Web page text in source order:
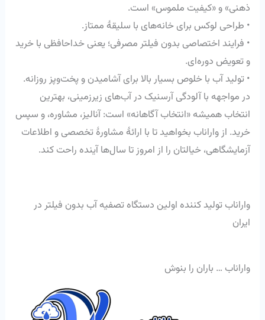
ذهنی» و «کیفیت ملموس» است.
• طراحی لوکس برای خانه‌های با سلیقهٔ ممتاز.
• فرایند اختصاصی بدون فیلتر مصرفی؛ یعنی خداحافظی با خرید
و تعویض دوره‌ای.
• تولید آب با خلوص بسیار بالا برای آشامیدن و پخت‌وپز روزانه.
در مواجهه با آلودگی آرسنیک در آب‌های زیرزمینی، بهترین
انتخاب همیشه «انتخاب آگاهانه» است: آنالیز، مشاوره، و سپس
خرید. از واراناب بخواهید تا با ارائهٔ مشاورهٔ تخصصی و اطلاعات
آزمایشگاهی، خیالتان را از امروز تا سال‌ها آینده راحت کند.
واراناب تولید کننده اولین دستگاه تصفیه آب بدون فیلتر در
ایران
واراناب … باران را بنوش